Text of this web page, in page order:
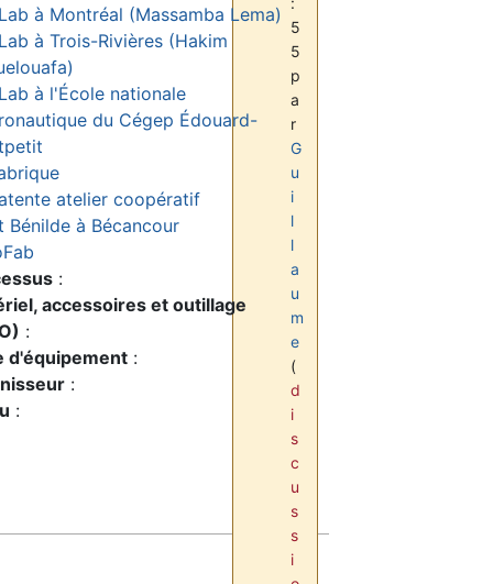
5
5
p
a
r
G
u
i
l
l
a
u
m
e
(
d
i
s
c
u
s
s
i
à Montréal (Massamba Lema)
à Trois-Rivières (Hakim
à l'École nationale
du Cégep Édouard-
atelier coopératif
Bénilde à Bécancour
:
accessoires et outillage
:
d'équipement :
:
: